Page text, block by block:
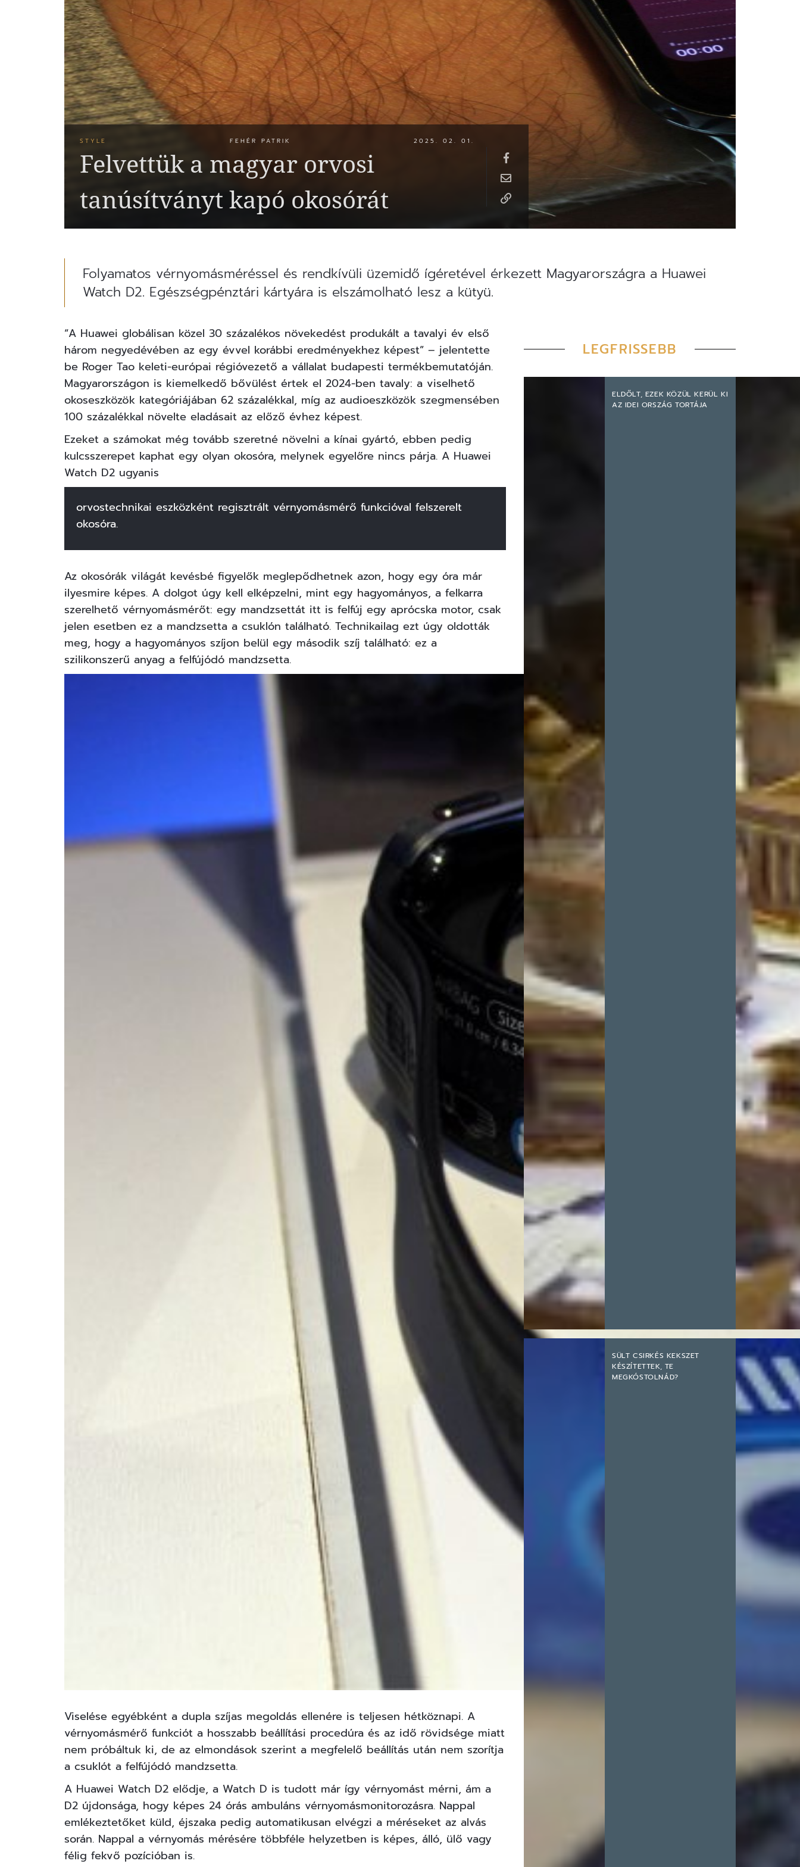
STYLE FEHÉR PATRIK 2025. 02. 01.
Felvettük a magyar orvosi
tanúsítványt kapó okosórát
Folyamatos vérnyomásméréssel és rendkívüli üzemidő ígéretével érkezett Magyarországra a Huawei
Watch D2. Egészségpénztári kártyára is elszámolható lesz a kütyü.
“A Huawei globálisan közel 30 százalékos növekedést produkált a tavalyi év első
három negyedévében az egy évvel korábbi eredményekhez képest” – jelentette
be Roger Tao keleti-európai régióvezető a vállalat budapesti termékbemutatóján.
Magyarországon is kiemelkedő bővülést értek el 2024-ben tavaly: a viselhető
okoseszközök kategóriájában 62 százalékkal, míg az audioeszközök szegmensében
100 százalékkal növelte eladásait az előző évhez képest.
Ezeket a számokat még tovább szeretné növelni a kínai gyártó, ebben pedig
kulcsszerepet kaphat egy olyan okosóra, melynek egyelőre nincs párja. A Huawei
Watch D2 ugyanis
orvostechnikai eszközként regisztrált vérnyomásmérő funkcióval felszerelt
okosóra.
Az okosórák világát kevésbé figyelők meglepődhetnek azon, hogy egy óra már
ilyesmire képes. A dolgot úgy kell elképzelni, mint egy hagyományos, a felkarra
szerelhető vérnyomásmérőt: egy mandzsettát itt is felfúj egy aprócska motor, csak
jelen esetben ez a mandzsetta a csuklón található. Technikailag ezt úgy oldották
meg, hogy a hagyományos szíjon belül egy második szíj található: ez a
szilikonszerű anyag a felfújódó mandzsetta.
Viselése egyébként a dupla szíjas megoldás ellenére is teljesen hétköznapi. A
vérnyomásmérő funkciót a hosszabb beállítási procedúra és az idő rövidsége miatt
nem próbáltuk ki, de az elmondások szerint a megfelelő beállítás után nem szorítja
a csuklót a felfújódó mandzsetta.
A Huawei Watch D2 elődje, a Watch D is tudott már így vérnyomást mérni, ám a
D2 újdonsága, hogy képes 24 órás ambuláns vérnyomásmonitorozásra. Nappal
emlékeztetőket küld, éjszaka pedig automatikusan elvégzi a méréseket az alvás
során. Nappal a vérnyomás mérésére többféle helyzetben is képes, álló, ülő vagy
félig fekvő pozícióban is.
LEGFRISSEBB
ELDŐLT, EZEK KÖZÜL KERÜL KI
AZ IDEI ORSZÁG TORTÁJA
SÜLT CSIRKÉS KEKSZET
KÉSZÍTETTEK, TE
MEGKÓSTOLNÁD?